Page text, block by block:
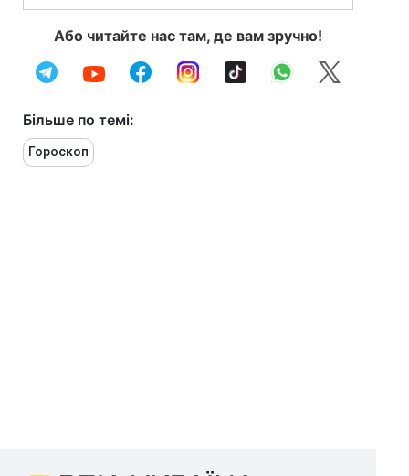
Або читайте нас там, де вам зручно!
Більше по темі:
Гороскоп